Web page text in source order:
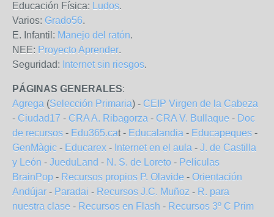
Educación Física: Ludos.
Varios: Grado56.
E. Infantil: Manejo del ratón.
NEE: Proyecto Aprender.
Seguridad: Internet sin riesgos.
PÁGINAS GENERALES:
Agrega (Selección Primaria) - CEIP Virgen de la Cabeza
- Ciudad17 - CRA A. Ribagorza - CRA V. Bullaque - Doc
de recursos - Edu365.cat - Educalandia - Educapeques -
GenMàgic - Educarex - Internet en el aula - J. de Castilla
y León - JueduLand - N. S. de Loreto - Películas
BrainPop - Recursos propios P. Olavide - Orientación
Andújar - Paradai - Recursos J.C. Muñoz - R. para
nuestra clase - Recursos en Flash - Recursos 3º C Prim